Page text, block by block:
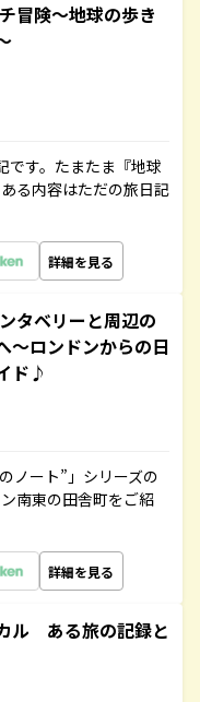
冒険～地球の歩き
です。たまたま『地球
る内容はただの旅日記
詳細を見る
タベリーと周辺の
～ロンドンからの日
ド♪
ノート”」シリーズの
南東の田舎町をご紹
詳細を見る
ル ある旅の記録と